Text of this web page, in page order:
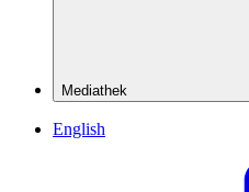
Mediathek
English